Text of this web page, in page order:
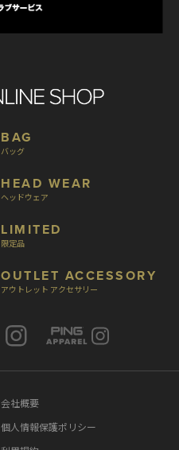
BAG
バッグ
HEAD WEAR
ヘッドウェア
LIMITED
限定品
OUTLET ACCESSORY
アウトレット アクセサリー
会社概要
個人情報保護ポリシー